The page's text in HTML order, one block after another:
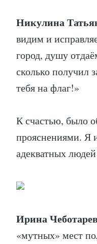
Никулина
видим и
город, душу
сколько получил
тебя на флаг!»
К счастью, было
прояснениями. Я
адекватных
Ирина
«мутных» мест